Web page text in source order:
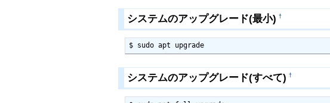
システムのアップグレード(最小) †
$ sudo apt upgrade
システムのアップグレード(すべて) †